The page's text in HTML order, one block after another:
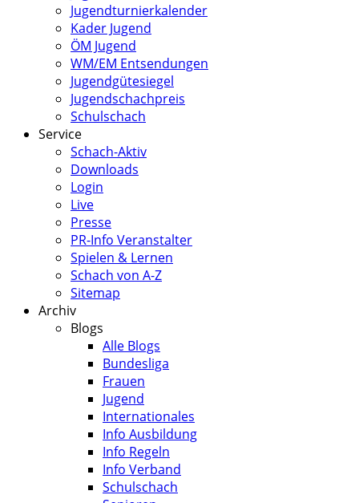
Jugendturnierkalender
Kader Jugend
ÖM Jugend
WM/EM Entsendungen
Jugendgütesiegel
Jugendschachpreis
Schulschach
Service
Schach-Aktiv
Downloads
Login
Live
Presse
PR-Info Veranstalter
Spielen & Lernen
Schach von A-Z
Sitemap
Archiv
Blogs
Alle Blogs
Bundesliga
Frauen
Jugend
Internationales
Info Ausbildung
Info Regeln
Info Verband
Schulschach